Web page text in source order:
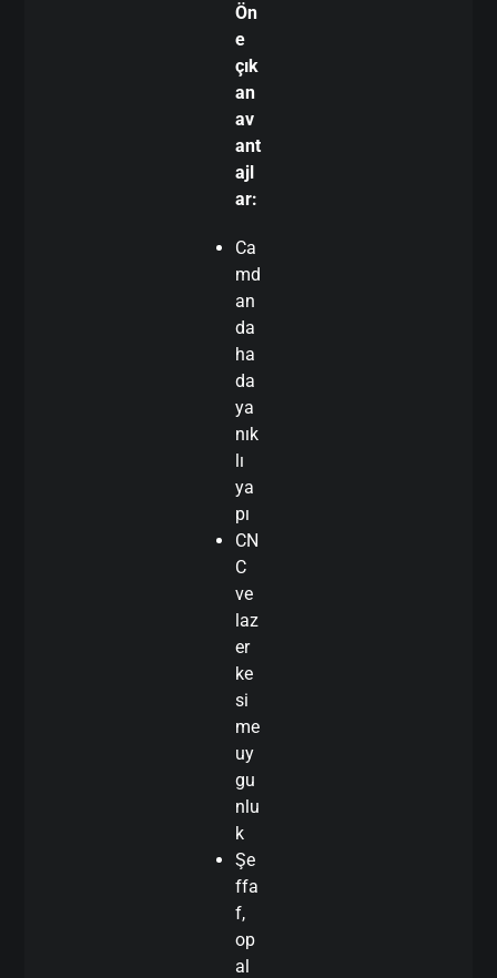
Ön
e
çık
an
av
ant
ajl
ar:
Ca
md
an
da
ha
da
ya
nık
lı
ya
pı
CN
C
ve
laz
er
ke
si
me
uy
gu
nlu
k
Şe
ffa
f,
op
al